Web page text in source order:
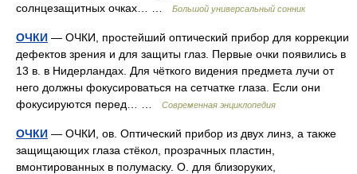
солнцезащитных очках… …
Большой универсальный сонник
ОЧКИ — ОЧКИ, простейший оптический прибор для коррекции
дефектов зрения и для защиты глаз. Первые очки появились в
13 в. в Нидерландах. Для чёткого видения предмета лучи от
него должны фокусироваться на сетчатке глаза. Если они
фокусируются перед… …
Современная энциклопедия
ОЧКИ — ОЧКИ, ов. Оптический прибор из двух линз, а также
защищающих глаза стёкол, прозрачных пластин,
вмонтированных в полумаску. О. для близоруких,